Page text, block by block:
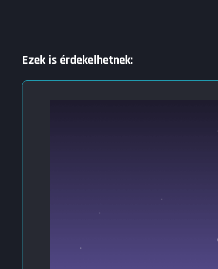
Ezek is érdekelhetnek: